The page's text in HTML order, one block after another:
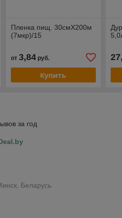
Пленка пищ. 30смХ200м
(7мкр)/15
от 3,84руб.
Купить
за год
Беларусь